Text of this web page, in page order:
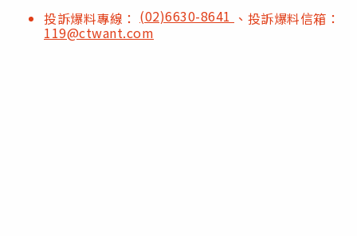
投訴爆料專線： (02)6630-8641 、投訴爆料信箱：
119@ctwant.com